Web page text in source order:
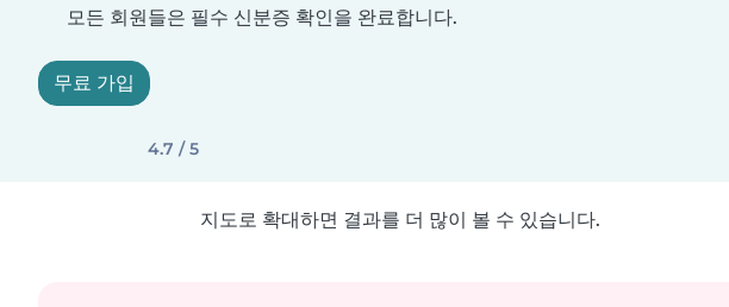
모든 회원들은 필수 신분증 확인을 완료합니다.
무료 가입
4.7 / 5
지도로 확대하면 결과를 더 많이 볼 수 있습니다.